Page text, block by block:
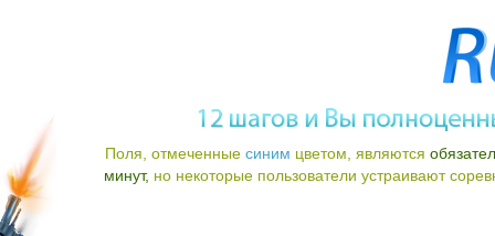
Поля, отмеченные синим цветом, являются
минут, но некоторые пользователи устраивают